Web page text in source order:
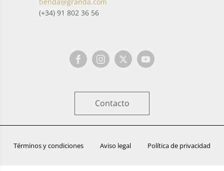
tienda@granda.com
(+34) 91 802 36 56
Contacto
Términos y condiciones Aviso legal Política de privacidad